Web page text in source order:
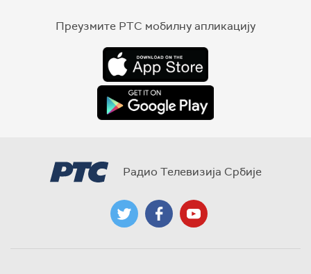
Преузмите РТС мобилну апликацију
Радио Телевизија Србије